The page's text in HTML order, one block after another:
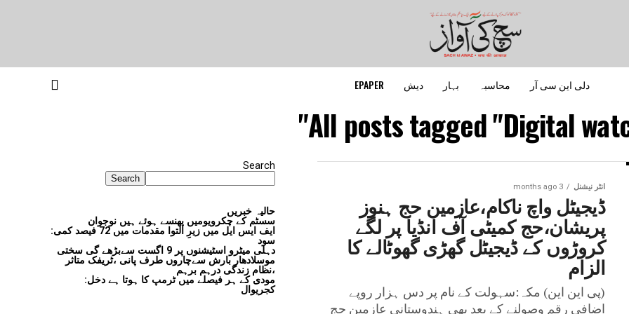
دلی این سی آر محاسبہ بہار دیش EPAPER
All posts tagged "Digital
انٹر نیشنل 3 months ago
ڈیجیٹل واچ ناکام،عازمین حج ہنوز
پریشان،حج کمیٹی آف انڈیا پر لگے
کروڑوں کے ڈیجیٹل گھڑی گھوٹالے کا
الزام
(پی این این) مکہ:سہولت کے نام پر دس ہزار روپے
اضافی رقم وصولنے کے بعد بھی ہندوستانی عازمین حج
Search
Search
حالیہ خبریں
سسٹم کے چکرویومیں پھنسے ہوئے ہیں نوجوان
ایف ایس ایل میں زیرِ التوا مقدمات میں 72 فیصد کمی:
سود
دہلی میٹرو اسٹیشنوں پر 9 اگست سےبڑھے گی سختی
موسلادھار بارش سےچاروں طرف پانی ،ٹریفک متاثر
،نظام زندگی درہم برہم
مودی کے ہر فیصلے میں ٹرمپ کا ہوتا ہے دخل:
کجریوال